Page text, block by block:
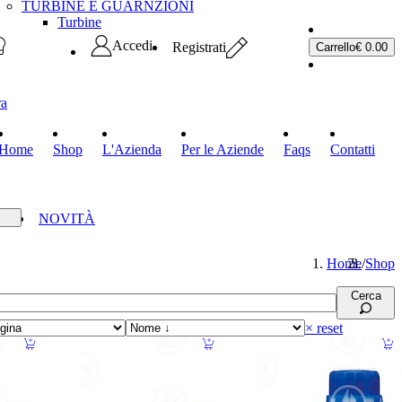
Accedi Registrati Carrello€ 0.00
Shop L'Azienda Per le Aziende Faqs Contatti
TURBINE E GUARNZIONI
Turbine
NOVITÀ
Home/Shop
Cerca
× reset